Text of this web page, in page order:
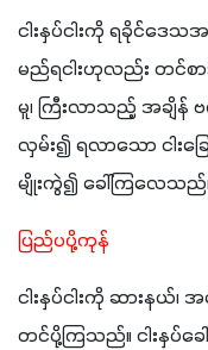
ငါးနှပ်ငါးကို ရခိုင်ဒေသအ
မည်ရငါးဟုလည်း တင်စား
မူ၊ ကြီးလာသည့် အချိန် ဗ
လှမ်း၍ ရလာသော ငါး
မျိုးကွဲ၍ ခေါ်ကြလေသည်
ပြည်ပပို့ကုန်
ငါးနှပ်ငါးကို ဆားနယ်၊
တင်ပို့ကြသည်။ ငါးနှပ်ခ